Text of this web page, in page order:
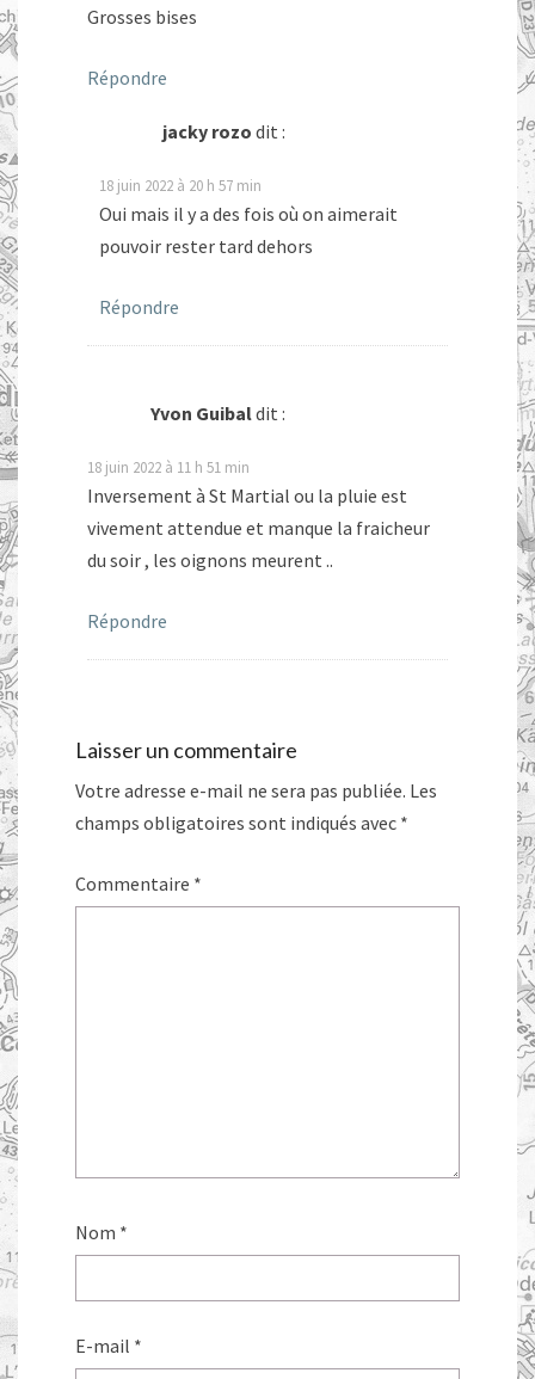
Grosses bises
Répondre
jacky rozo dit :
18 juin 2022 à 20 h 57 min
Oui mais il y a des fois où on aimerait
pouvoir rester tard dehors
Répondre
Yvon Guibaldit :
18 juin 2022 à 11 h 51 min
Inversement à St Martial ou la pluie est
vivement attendue et manque la fraicheur
du soir , les oignons meurent ..
Répondre
Laisser un commentaire
Votre adresse e-mail ne sera pas publiée. Les
champs obligatoires sont indiqués avec *
Commentaire *
Nom *
E-mail *